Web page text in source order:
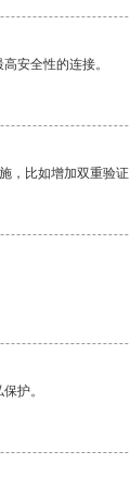
安全性的连接。
，比如增加双重验
护。